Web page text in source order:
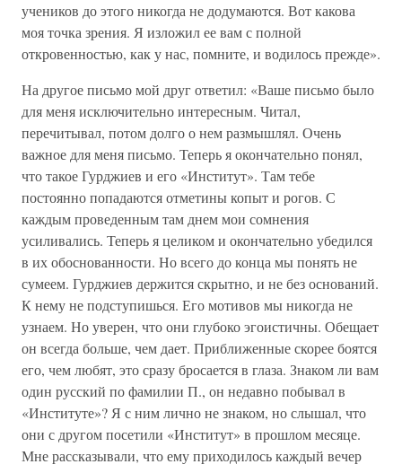
учеников до этого никогда не додумаются. Вот какова
моя точка зрения. Я изложил ее вам с полной
откровенностью, как у нас, помните, и водилось прежде».
На другое письмо мой друг ответил: «Ваше письмо было
для меня исключительно интересным. Читал,
перечитывал, потом долго о нем размышлял. Очень
важное для меня письмо. Теперь я окончательно понял,
что такое Гурджиев и его «Институт». Там тебе
постоянно попадаются отметины копыт и рогов. С
каждым проведенным там днем мои сомнения
усиливались. Теперь я целиком и окончательно убедился
в их обоснованности. Но всего до конца мы понять не
сумеем. Гурджиев держится скрытно, и не без оснований.
К нему не подступишься. Его мотивов мы никогда не
узнаем. Но уверен, что они глубоко эгоистичны. Обещает
он всегда больше, чем дает. Приближенные скорее боятся
его, чем любят, это сразу бросается в глаза. Знаком ли вам
один русский по фамилии П., он недавно побывал в
«Институте»? Я с ним лично не знаком, но слышал, что
они с другом посетили «Институт» в прошлом месяце.
Мне рассказывали, что ему приходилось каждый вечер